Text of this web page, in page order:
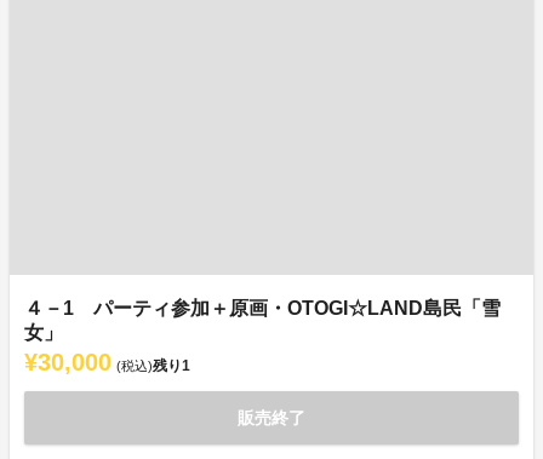
４－1 パーティ参加＋原画・OTOGI☆LAND島民「雪
女」
¥30,000 (税込)残り1
販売終了